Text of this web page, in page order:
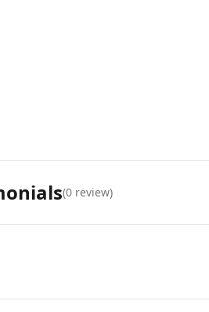
(0 review)